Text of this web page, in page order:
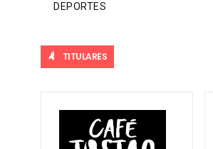
DEPORTES
TITULARES